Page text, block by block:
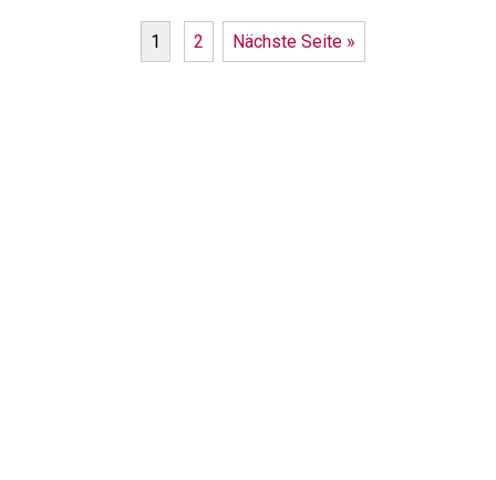
1 2 Nächste Seite »